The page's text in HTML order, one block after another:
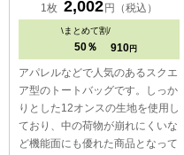
1枚 2,002円（税込）
\まとめて割/
50％ 910円
アパレルなどで人気のあるスクエ
ア型のトートバッグです。しっか
りとした12オンスの生地を使用し
ており、中の荷物が崩れにくいな
ど機能面にも優れた商品となって